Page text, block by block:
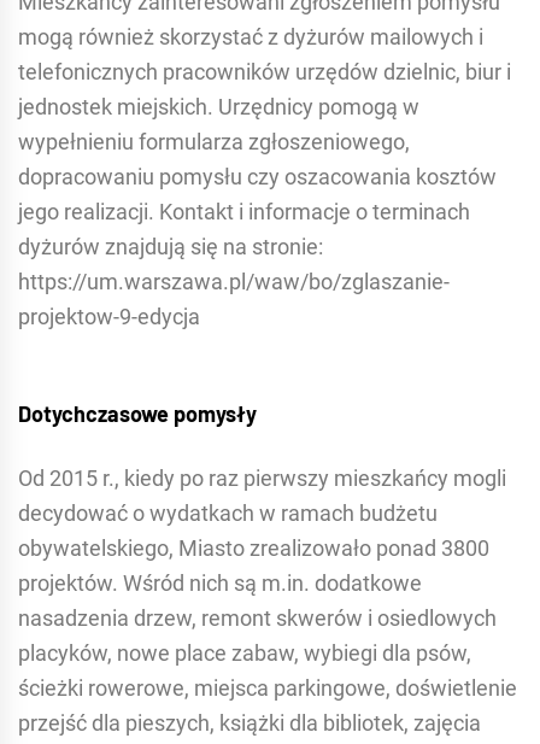
mogą również skorzystać z dyżurów mailowych i
telefonicznych pracowników urzędów dzielnic, biur i
jednostek miejskich. Urzędnicy pomogą w
wypełnieniu formularza zgłoszeniowego,
dopracowaniu pomysłu czy oszacowania kosztów
jego realizacji. Kontakt i informacje o terminach
dyżurów znajdują się na stronie:
https://um.warszawa.pl/waw/bo/zglaszanie-
projektow-9-edycja
Dotychczasowe pomysły
Od 2015 r., kiedy po raz pierwszy mieszkańcy mogli
decydować o wydatkach w ramach budżetu
obywatelskiego, Miasto zrealizowało ponad 3800
projektów. Wśród nich są m.in. dodatkowe
nasadzenia drzew, remont skwerów i osiedlowych
placyków, nowe place zabaw, wybiegi dla psów,
ścieżki rowerowe, miejsca parkingowe, doświetlenie
przejść dla pieszych, książki dla bibliotek, zajęcia